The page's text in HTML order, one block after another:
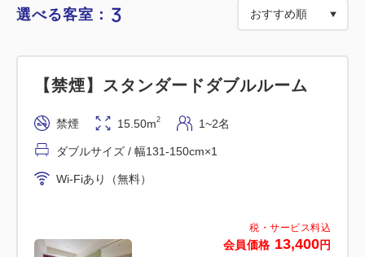
エアポートリムジンバスがホテル正面（本館）に発
のフロア立ち入りを防止
・全室にWi-Fi環境を完備
・スマートチェックインシステム導入
タッチ＆サインによるクイックチェックインサービ
【館内設備】
選べる客室： 3
税・サービス料込
会員価格 13,400円
【禁煙】スタンダードダブルルーム
禁煙 15.50m2 1~2名
ダブルサイズ / 幅131-150cm×1
Wi-Fiあり（無料）